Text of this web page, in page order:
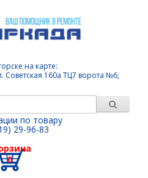
на карте:
Советская 160а ТЦ7 ворота №6,
по товару
29-96-83
0